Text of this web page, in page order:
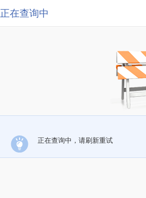
正在查询中
正在查询中，请刷新重试